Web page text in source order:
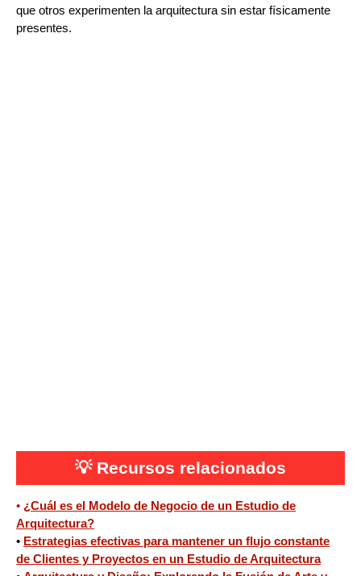
que otros experimenten la arquitectura sin estar físicamente
presentes.
💡 Recursos relacionados
• ¿Cuál es el Modelo de Negocio de un Estudio de
Arquitectura?
• Estrategias efectivas para mantener un flujo constante
de Clientes y Proyectos en un Estudio de Arquitectura